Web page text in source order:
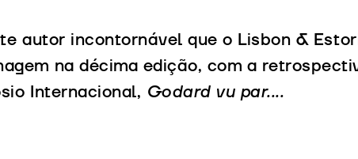
autor incontornável que o Lisbon &
na décima edição, com a
Internacional, Godard vu par....